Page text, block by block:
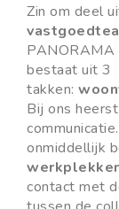
Zin om deel
PANORAMA
bestaat uit 3
takken:
Bij ons
onmiddellijk
contact met